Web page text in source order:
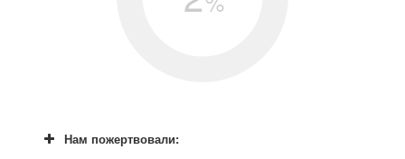
Нам пожертвовали: